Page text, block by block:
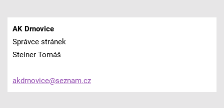
AK Drnovice
Správce stránek
Steiner Tomáš
akdrnovice@seznam.cz